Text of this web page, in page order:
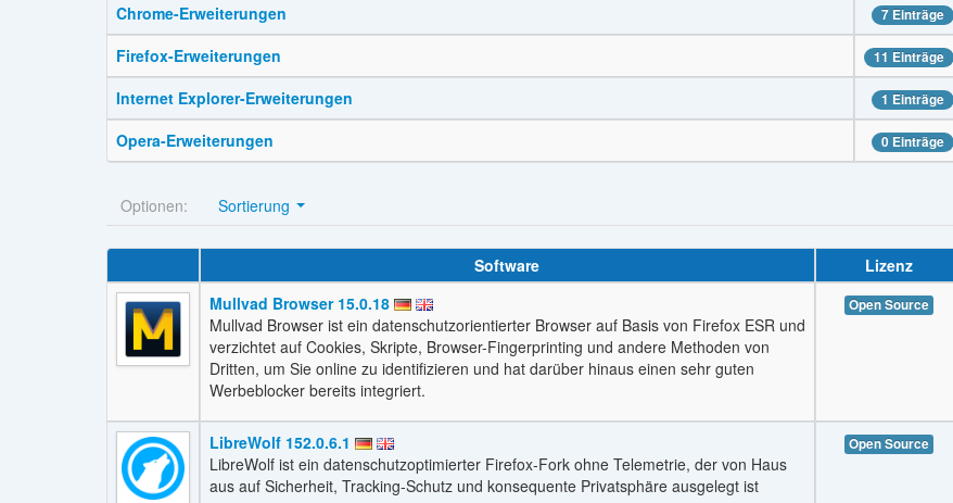
Chrome-Erweiterungen 7 Einträge
Firefox-Erweiterungen 11 Einträge
Internet Explorer-Erweiterungen 1 Einträge
Opera-Erweiterungen 0 Einträge
Optionen: Sortierung
Software
Lizenz
Mullvad Browser 15.0.18
Mullvad Browser ist ein datenschutzorientierter Browser auf Basis von Firefox ESR und
verzichtet auf Cookies, Skripte, Browser-Fingerprinting und andere Methoden von
Dritten, um Sie online zu identifizieren und hat darüber hinaus einen sehr guten
Werbeblocker bereits integriert.
Open Source
LibreWolf 152.0.6.1
LibreWolf ist ein datenschutzoptimierter Firefox‑Fork ohne Telemetrie, der von Haus
aus auf Sicherheit, Tracking‑Schutz und konsequente Privatsphäre ausgelegt ist
Open Source